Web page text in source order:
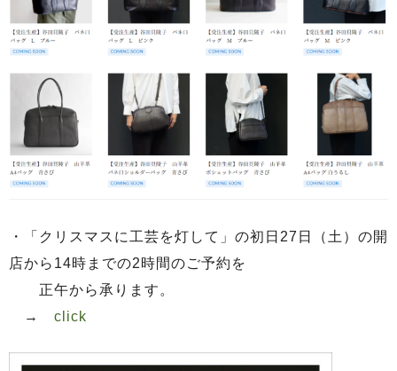
・「クリスマスに工芸を灯して」の初日27日（土）の開
店から14時までの2時間のご予約を
正午から承ります。
→ click